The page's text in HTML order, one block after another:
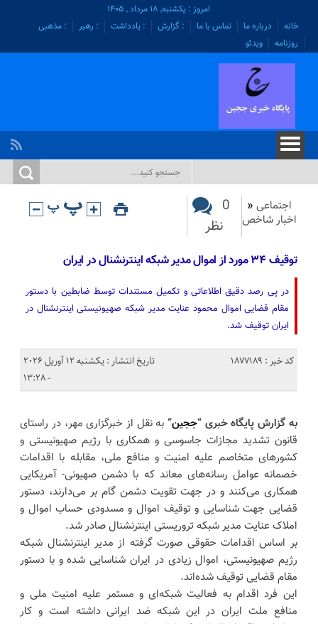
امروز : یکشنبه, ۱۸ مرداد , ۱۴۰۵
خانه
درباره ما تماس با ما : گزارش : یادداشت : رهبر
: مذهبی
روزنامه
ویدئو
اجتماعی «
اخبار شاخص
0
نظر
توقیف ۳۴ مورد از اموال مدیر شبکه اینترنشنال در ایران
در پی رصد دقیق اطلاعاتی و تکمیل مستندات توسط ضابطین با دستور
مقام قضایی اموال محمود عنایت مدیر شبکه صهیونیستی اینترنشنال در
ایران توقیف شد.
کد خبر : 1877189
تاریخ انتشار : یکشنبه 12 آوریل 2026
- 13:28
به گزارش پایگاه خبری “ججین” به نقل از خبرگزاری مهر، در راستای
قانون تشدید مجازات جاسوسی و همکاری با رژیم صهیونیستی و
کشورهای متخاصم علیه امنیت و منافع ملی، مقابله با اقدامات
خصمانه عوامل رسانه‌های معاند که با دشمن صهیونی- آمریکایی
همکاری می‌کنند و در جهت تقویت دشمن گام بر می‌دارند، دستور
قضایی جهت شناسایی و توقیف اموال و مسدودی حساب اموال و
املاک عنایت مدیر شبکه تروریستی اینترنشنال صادر شد.
بر اساس اقدامات حقوقی صورت گرفته از مدیر اینترنشنال شبکه
رژیم صهیونیستی، اموال زیادی در ایران شناسایی شده و با دستور
مقام قضایی توقیف شده‌اند.
این فرد اقدام به فعالیت شبکه‌ای و مستمر علیه امنیت ملی و
منافع ملت ایران در این شبکه ضد ایرانی داشته است و کار